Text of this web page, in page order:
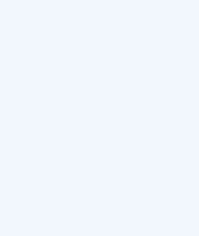
onlarca eğitim seni bekliyor!